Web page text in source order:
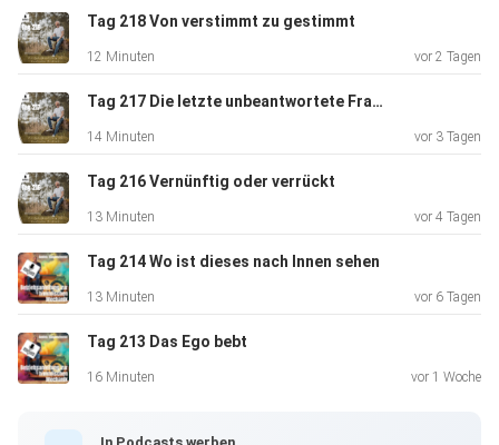
Intelligenz hat
daso ihre Pläne für uns. Aber hey, unser Organismus könnte
viel
länger hierbleiben! Wissenschaftlich gesehen gibt es keine
Obergrenze für unser Leben.
Schau mal in die Geschichte: Methusalem chillte fast
Sintflut, Noah knackte die 900-Jahre-Marke und Adam war
auch
Tag 218 Von verstimmt zu gestimmt
12 Minuten vor 2 Tagen
Tag 217 Die letzte unbeantwortete Frage.
14 Minuten vor 3 Tagen
Tag 216 Vernünftig oder verrückt
13 Minuten vor 4 Tagen
Tag 214 Wo ist dieses nach Innen sehen
13 Minuten vor 6 Tagen
Tag 213 Das Ego bebt
16 Minuten vor 1 Woche